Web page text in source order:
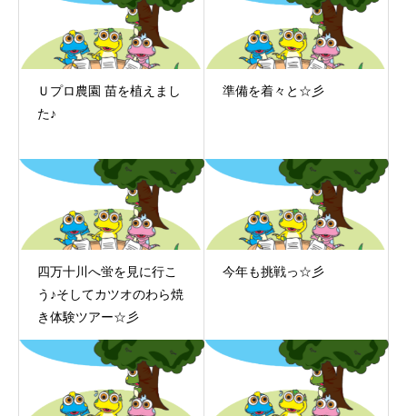
Ｕプロ農園 苗を植えまし
た♪
準備を着々と☆彡
四万十川へ蛍を見に行こ
う♪そしてカツオのわら焼
き体験ツアー☆彡
今年も挑戦っ☆彡